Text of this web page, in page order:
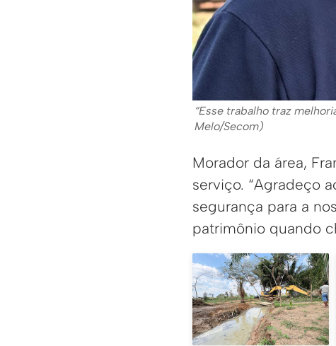
“Esse trabalho traz
Melo/Secom)
Morador da área,
serviço. “Agradeço
segurança para a
patrimônio quando